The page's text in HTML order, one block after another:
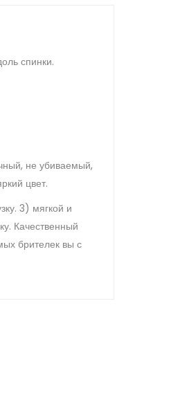
спинки.
не убиваемый,
цвет.
3) мягкой и
Качественный
брителек вы с